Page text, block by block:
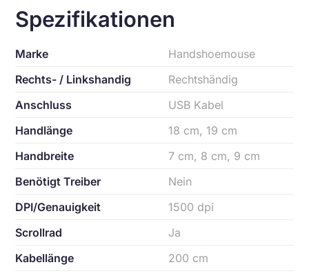
Spezifikationen
Marke
Handshoemouse
Rechts- / Linkshandig
Rechtshändig
Anschluss
USB Kabel
Handlänge
18 cm, 19 cm
Handbreite
7 cm, 8 cm, 9 cm
Benötigt Treiber
Nein
DPI/Genauigkeit
1500 dpi
Scrollrad
Ja
Kabellänge
200 cm